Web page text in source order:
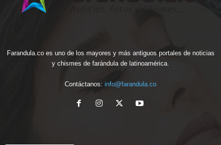
Farandula.co es uno de los mayores y más antiguos portales de noticias
y chismes de farándula de latinoamérica.
Contáctanos: info@farandula.co